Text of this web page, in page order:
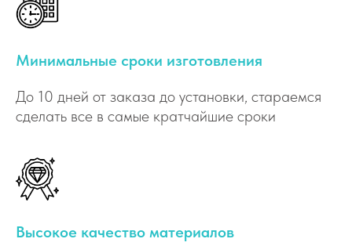
Минимальные сроки изготовления
До 10 дней от заказа до установки, стараемся
сделать все в самые кратчайшие сроки
Высокое качество материалов